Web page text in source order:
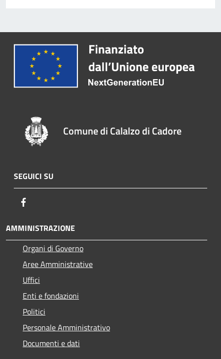
Comune di Calalzo di Cadore
SEGUICI SU
AMMINISTRAZIONE
Organi di Governo
Aree Amministrative
Uffici
Enti e fondazioni
Politici
Personale Amministrativo
Documenti e dati